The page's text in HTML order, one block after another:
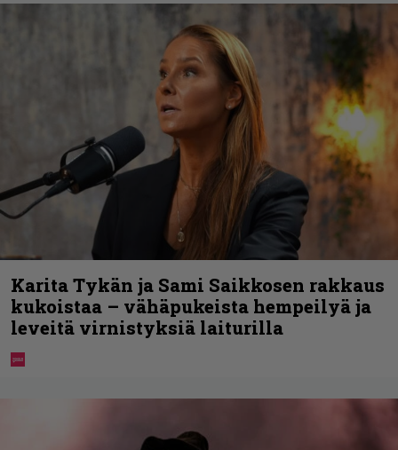
Karita Tykän ja Sami Saikkosen rakkaus
kukoistaa – vähäpukeista hempeilyä ja
leveitä virnistyksiä laiturilla